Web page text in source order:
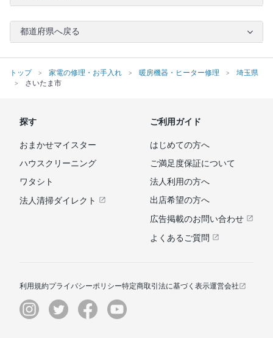
都道府県へ戻る
トップ 家電の修理・お手入れ 暖房機器・ヒーター修理
埼玉県
さいたま市
探す
おまかせマイスター
ハウスクリーニング
ワタシト
法人清掃ダイレクト
ご利用ガイド
はじめての方へ
ご満足度保証について
法人利用の方へ
出店希望の方へ
広告掲載のお問い合わせ
よくあるご質問
利用規約プライバシーポリシー特定商取引法に基づく表示運営会社